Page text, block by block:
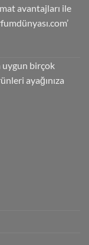
avantajları ile
uygun birçok
ayağınıza